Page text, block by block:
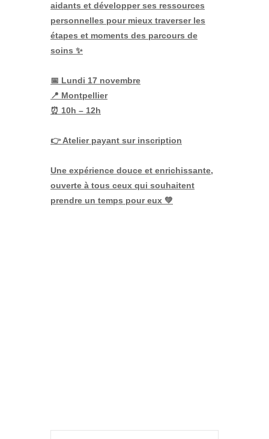
aidants et développer ses ressources
personnelles pour mieux traverser les
étapes et moments des parcours de
soins ✨
📅 Lundi 17 novembre
📍 Montpellier
⏰ 10h – 12h
👉 Atelier payant sur inscription
Une expérience douce et enrichissante,
ouverte à tous ceux qui souhaitent
prendre un temps pour eux 💚